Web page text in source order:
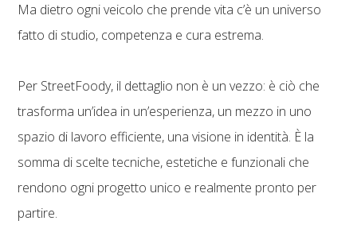
Ma dietro ogni veicolo che prende vita c’è un universo
fatto di studio, competenza e cura estrema.
Per StreetFoody, il dettaglio non è un vezzo: è ciò che
trasforma un’idea in un’esperienza, un mezzo in uno
spazio di lavoro efficiente, una visione in identità. È la
somma di scelte tecniche, estetiche e funzionali che
rendono ogni progetto unico e realmente pronto per
partire.